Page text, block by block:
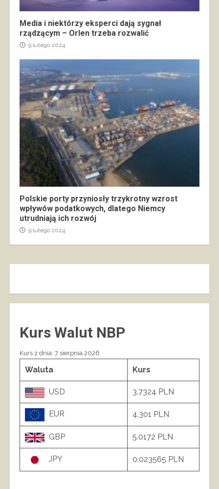
Media i niektórzy eksperci dają sygnał
rządzącym – Orlen trzeba rozwalić
9 lutego 2024
Polskie porty przyniosły trzykrotny wzrost
wpływów podatkowych, dlatego Niemcy
utrudniają ich rozwój
9 lutego 2024
Kurs Walut NBP
Kurs z dnia: 7 sierpnia 2026
Waluta Kurs
USD 3.7324 PLN
EUR 4.301 PLN
GBP 5.0172 PLN
JPY 0.023565 PLN